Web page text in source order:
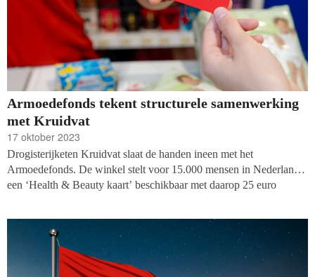
Armoedefonds tekent structurele samenwerking
met Kruidvat
17 oktober 2023
Drogisterijketen Kruidvat slaat de handen ineen met het
Armoedefonds. De winkel stelt voor 15.000 mensen in Nederland
een ‘Health & Beauty kaart’ beschikbaar met daarop 25 euro
van de kaart naar lokale hulporganisaties. De organisaties brengen
het nieuws naar buiten in de week van Wereldarmoededag.